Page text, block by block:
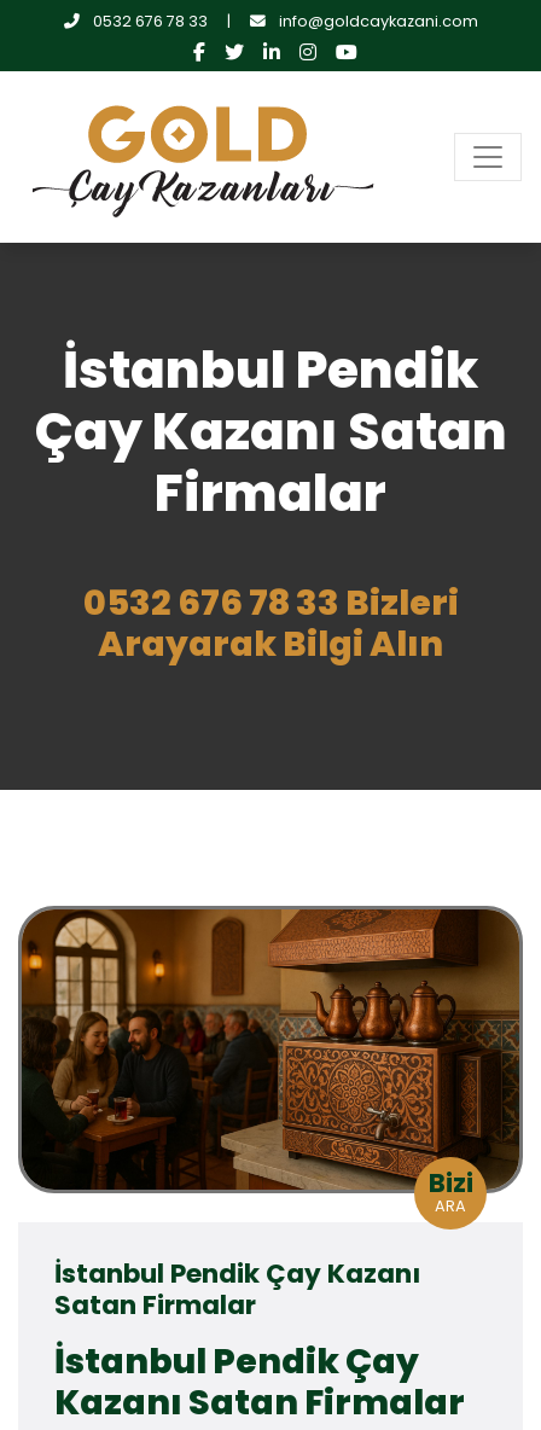
0532 676 78 33 | info@goldcaykazani.com
İstanbul Pendik
Çay Kazanı Satan
Firmalar
0532 676 78 33 Bizleri
Arayarak Bilgi Alın
Bizi
ARA
İstanbul Pendik Çay Kazanı
Satan Firmalar
İstanbul Pendik Çay
Kazanı Satan Firmalar